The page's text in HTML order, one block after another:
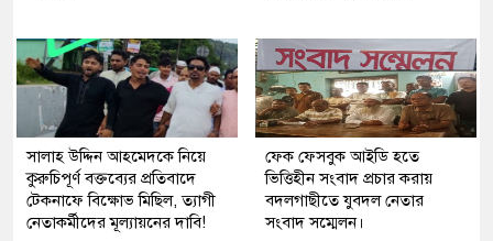
সালাহ উদ্দিন আহমেদকে নিয়ে
কুরুচিপূর্ণ বক্তব্যের প্রতিবাদে
টেকনাফে বিক্ষোভ মিছিল, ত্যাগী
নেতাকর্মীদের মূল্যায়নের দাবি!
ফেক ফেসবুক আইডি হতে
ভিত্তিহীন সংবাদ প্রচার করায়
বদলগাছীতে যুবদল নেতার
সংবাদ সম্মেলন।